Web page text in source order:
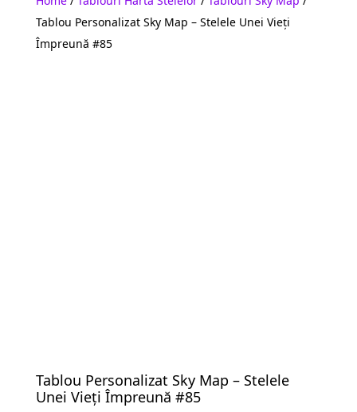
Tablou Personalizat Sky Map – Stelele Unei Vieți
Împreună #85
Tablou Personalizat Sky Map – Stelele
Unei Vieți Împreună #85